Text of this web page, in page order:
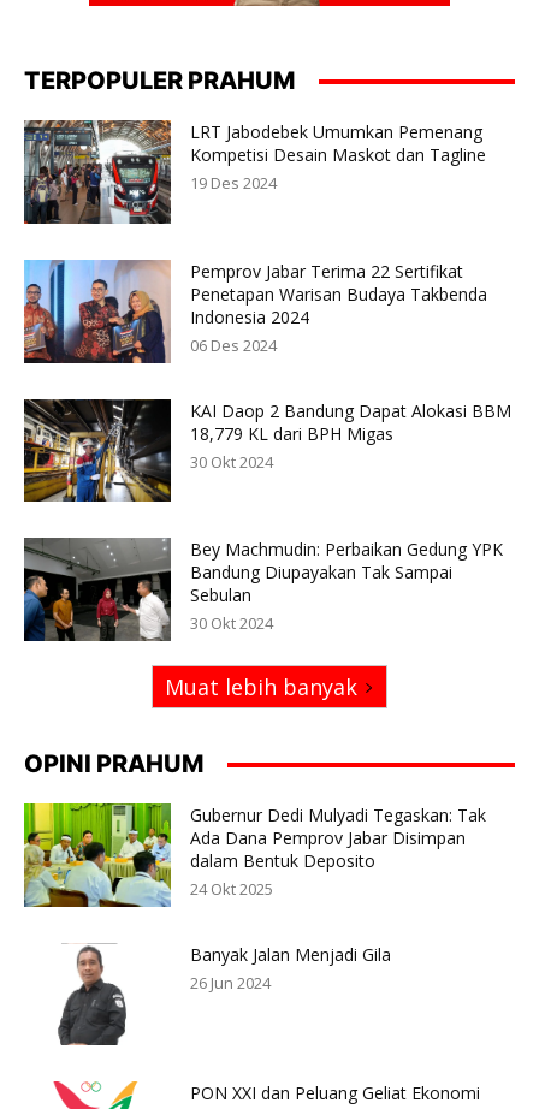
TERPOPULER PRAHUM
LRT Jabodebek Umumkan Pemenang
Kompetisi Desain Maskot dan Tagline
19 Des 2024
Pemprov Jabar Terima 22 Sertifikat
Penetapan Warisan Budaya Takbenda
Indonesia 2024
06 Des 2024
KAI Daop 2 Bandung Dapat Alokasi BBM
18,779 KL dari BPH Migas
30 Okt 2024
Bey Machmudin: Perbaikan Gedung YPK
Bandung Diupayakan Tak Sampai
Sebulan
30 Okt 2024
Muat lebih banyak
OPINI PRAHUM
Gubernur Dedi Mulyadi Tegaskan: Tak
Ada Dana Pemprov Jabar Disimpan
dalam Bentuk Deposito
24 Okt 2025
Banyak Jalan Menjadi Gila
26 Jun 2024
PON XXI dan Peluang Geliat Ekonomi